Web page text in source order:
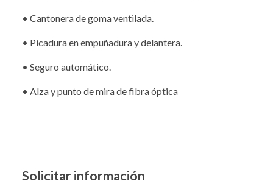
• Cantonera de goma ventilada.
• Picadura en empuñadura y delantera.
• Seguro automático.
• Alza y punto de mira de fibra óptica
Solicitar información